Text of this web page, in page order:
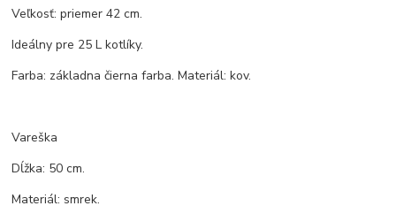
Veľkosť: priemer 42 cm.
Ideálny pre 25 L kotlíky.
Farba: základna čierna farba. Materiál: kov.
Vareška
Dĺžka: 50 cm.
Materiál: smrek.